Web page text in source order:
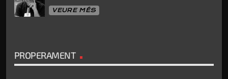
VEURE MÉS
PROPERAMENT